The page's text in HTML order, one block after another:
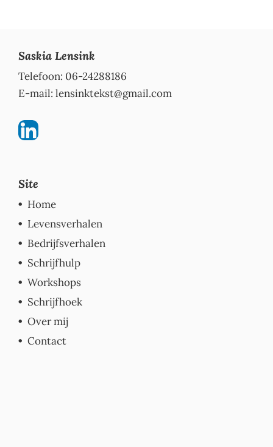
Saskia Lensink
Telefoon: 06-24288186
E-mail: lensinktekst@gmail.com
Site
Home
Levensverhalen
Bedrijfsverhalen
Schrijfhulp
Workshops
Schrijfhoek
Over mij
Contact